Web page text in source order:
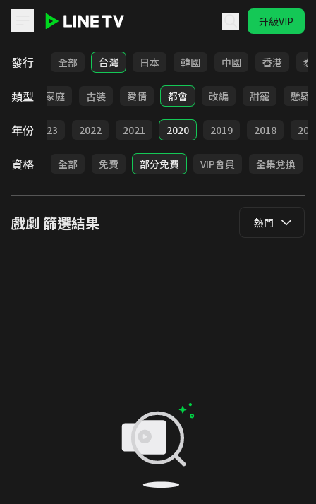
升級VIP
發行 全部 台灣 日本 韓國 中國 香港 泰
類型
校園 家庭 古裝 愛情 都會 改編 甜寵 懸疑
年份 2023 2022 2021 2020 2019 2018
資格 全部 免費 部分免費 VIP會員 全集兌換
戲劇 篩選結果 熱門